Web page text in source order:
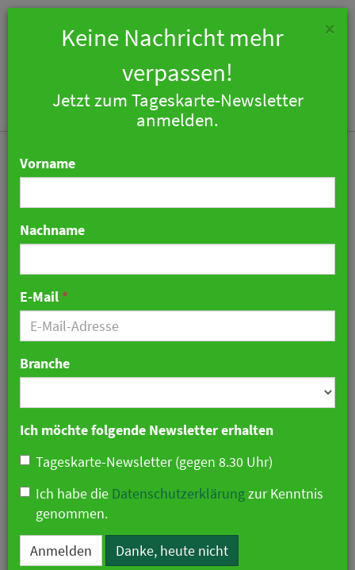
Kostenfrei und ohne
Werbung: Online-
Trainings für Köche mit
der UFS-Academy
07. Oktober 2019 11:49 Uhr| Gastronomie
×
Keine Nachricht mehr
verpassen!
Jetzt zum Tageskarte-Newsletter
anmelden.
Vorname
Nachname
E-Mail *
Branche
Ich möchte folgende Newsletter erhalten
Tageskarte-Newsletter (gegen 8.30 Uhr)
Ich habe die Datenschutzerklärungzur Kenntnis
genommen.
Anmelden Danke, heute nicht